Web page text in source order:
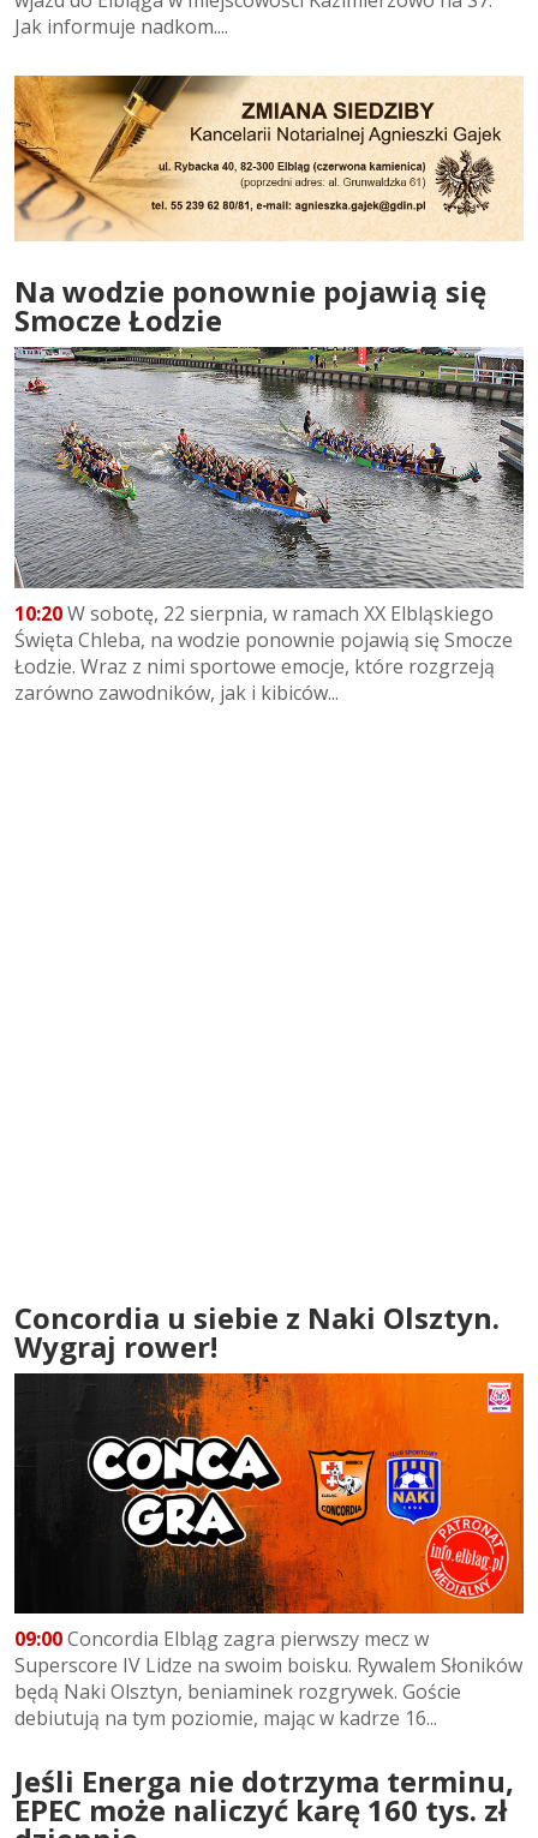
Jak informuje nadkom....
Na wodzie ponownie pojawią się
Smocze Łodzie
10:20W sobotę, 22 sierpnia, w ramach XX Elbląskiego
Święta Chleba, na wodzie ponownie pojawią się Smocze
Łodzie. Wraz z nimi sportowe emocje, które rozgrzeją
zarówno zawodników, jak i kibiców...
Concordia u siebie z Naki Olsztyn.
Wygraj rower!
09:00Concordia Elbląg zagra pierwszy mecz w
Superscore IV Lidze na swoim boisku. Rywalem Słoników
będą Naki Olsztyn, beniaminek rozgrywek. Goście
debiutują na tym poziomie, mając w kadrze 16...
Jeśli Energa nie dotrzyma terminu,
EPEC może naliczyć karę 160 tys. zł